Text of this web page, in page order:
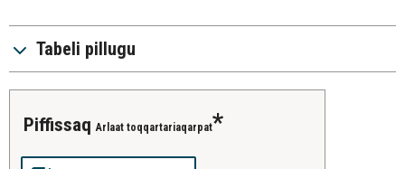
Tabeli pillugu
piffissaq Arlaat toqqartariaqarpat